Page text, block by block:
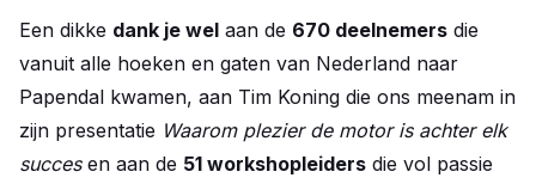
Een dikke dank je wel aan de 670 deelnemers die
vanuit alle hoeken en gaten van Nederland naar
Papendal kwamen, aan Tim Koning die ons meenam in
zijn presentatie Waarom plezier de motor is achter elk
succes en aan de 51 workshopleiders die vol passie